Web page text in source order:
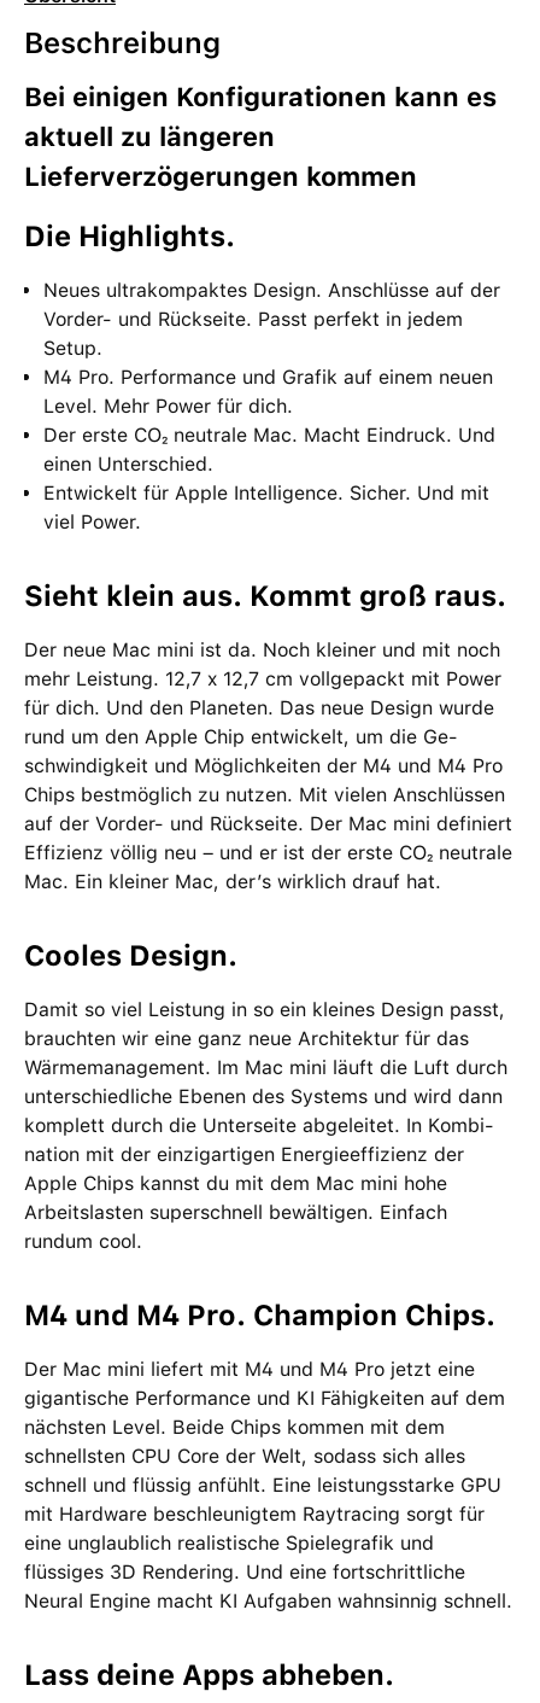
Beschreibung
Bei einigen Konfigurationen kann es
aktuell zu längeren
Lieferverzögerungen kommen
Die High­lights.
Neues ultrakompaktes Design. Anschlüsse auf der
Vorder- und Rück­seite. Passt perfekt in jedem
Setup.
M4 Pro. Performance und Grafik auf einem neuen
Level. Mehr Power für dich.
Der erste CO₂ neutrale Mac. Macht Eindruck. Und
einen Unter­schied.
Entwickelt für Apple Intelligence. Sicher. Und mit
viel Power.
Sieht klein aus. Kommt groß raus.
Der neue Mac mini ist da. Noch kleiner und mit noch
mehr Leistung. 12,7 x 12,7 cm voll­gepackt mit Power
für dich. Und den Planeten. Das neue Design wurde
rund um den Apple Chip ent­wi­ckelt, um die Ge­
schwin­dig­keit und Möglich­keiten der M4 und M4 Pro
Chips bestmög­lich zu nutzen. Mit vielen Anschlüssen
auf der Vorder- und Rück­seite. Der Mac mini definiert
Effizienz völlig neu – und er ist der erste CO₂ neutrale
Mac. Ein kleiner Mac, der’s wirklich drauf hat.
Cooles Design.
Damit so viel Leistung in so ein kleines Design passt,
brauchten wir eine ganz neue Archi­tektur für das
Wärme­management­. Im Mac mini läuft die Luft durch
unter­schied­liche Ebenen des Systems und wird dann
komplett durch die Unterseite abgeleitet. In Kombi­
nation mit der einzig­artigen Energie­effizienz der
Apple Chips kannst du mit dem Mac mini hohe
Arbeits­lasten super­schnell bewältigen. Einfach
rundum cool.
M4 und M4 Pro. Champion Chips.
Der Mac mini liefert mit M4 und M4 Pro jetzt eine
gigantische Performance und KI Fähigkeiten auf dem
nächsten Level. Beide Chips kommen mit dem
schnellsten CPU Core der Welt, sodass sich alles
schnell und flüssig anfühlt. Eine leistungsstarke GPU
mit Hardware beschleunigtem Raytracing sorgt für
eine unglaublich realistische Spiele­grafik und
flüssiges 3D Rendering. Und eine fortschrittliche
Neural Engine macht KI Aufgaben wahnsinnig schnell.
Lass deine Apps abheben.